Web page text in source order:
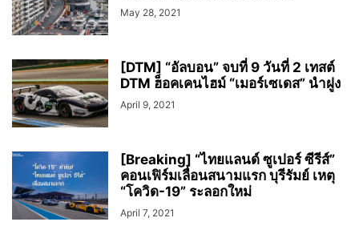
May 28, 2021
[DTM] “อัลบอน” จบที่ 9 วันที่ 2 เทสต์
DTM ฮ็อคเคนไฮม์ “เมอร์เซเดส” นำฝูง
April 9, 2021
[Breaking] “ไทยแลนด์ ซูเปอร์ ซีรีส์”
คอนเฟิร์มเลื่อนสนามแรก บุรีรัมย์ เหตุ
“โควิด-19” ระลอกใหม่
April 7, 2021